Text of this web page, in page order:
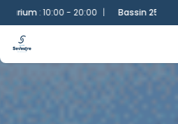
- 20:00 | Bassin 25m:10:00 - 20:00